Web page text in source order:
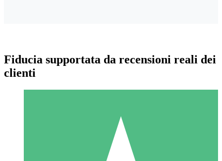
Pacchetti di Crediti Individuali
Fiducia supportata da recensioni reali dei
clienti